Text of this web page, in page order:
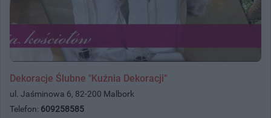
Dekoracje Ślubne "Kuźnia Dekoracji"
ul. Jaśminowa 6, 82-200 Malbork
Telefon: 609258585